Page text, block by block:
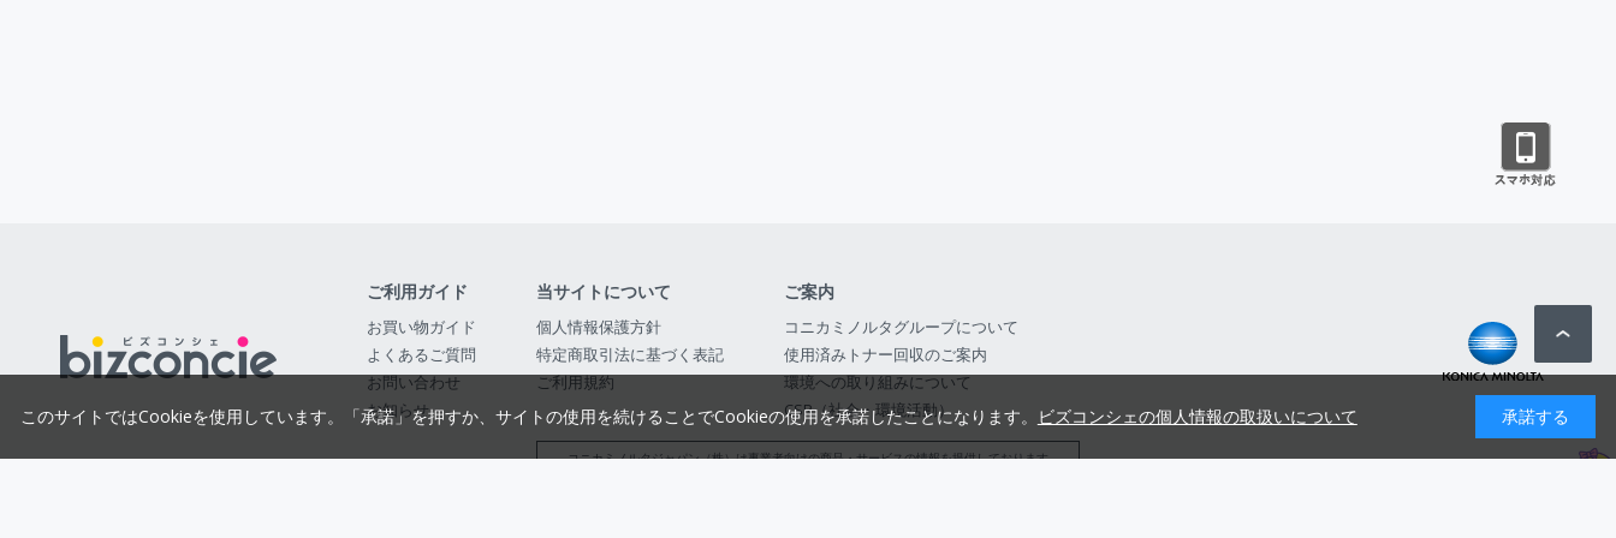
ご利用ガイド
お買い物ガイド
よくあるご質問
お問い合わせ
お知らせ
当サイトについて
個人情報保護方針
特定商取引法に基づく表記
ご利用規約
ご案内
コニカミノルタグループについて
使用済みトナー回収のご案内
環境への取り組みについて
CSR（社会・環境活動）
コニカミノルタジャパン（株）は事業者向けの商品・サービスの情報を提供しております
このサイトではCookieを使用しています。「承諾」を押すか、サイトの使用を続けることでCookieの使用を承諾したことになります。 ビズコンシェの個人情報の取扱いについて 承諾する